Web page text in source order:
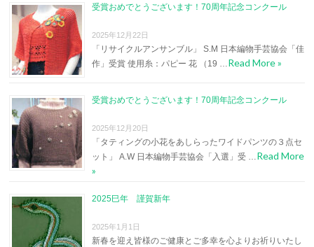
受賞おめでとうございます！70周年記念コンクール
2025年12月22日
「リサイクルアンサンブル」 S.M 日本編物手芸協会「佳
作」受賞 使用糸：パピー 花 （19 …Read More »
受賞おめでとうございます！70周年記念コンクール
2025年12月20日
「タティングの小花をあしらったワイドパンツの３点セ
ット」 A.W 日本編物手芸協会「入選」受 …Read More
»
2025巳年 謹賀新年
2025年1月1日
新春を迎え皆様のご健康とご多幸を心よりお祈りいたし